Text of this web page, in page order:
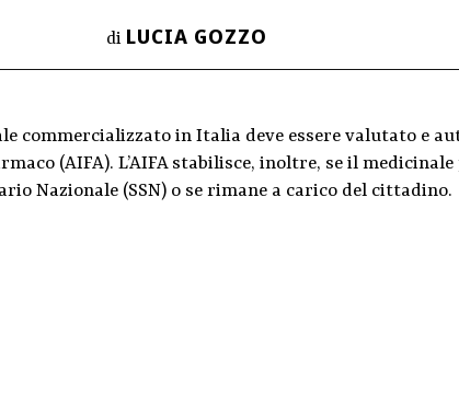
di LUCIA GOZZO
commercializzato in Italia deve essere valutato e
(AIFA). L’AIFA stabilisce, inoltre, se il
Nazionale (SSN) o se rimane a carico del cittadino.